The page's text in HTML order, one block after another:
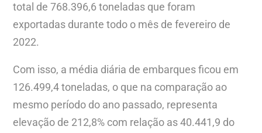
total de 768.396,6 toneladas que foram
exportadas durante todo o mês de fevereiro de
2022.
Com isso, a média diária de embarques ficou em
126.499,4 toneladas, o que na comparação ao
mesmo período do ano passado, representa
elevação de 212,8% com relação as 40.441,9 do